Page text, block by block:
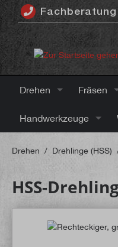
springen
Drehen Fräsen
Handwerkzeuge
Drehen / Drehlinge (HSS)
HSS-